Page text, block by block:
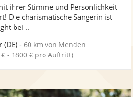
Fotos
5
ihrer Stimme und Persönlichkeit
Die charismatische Sängerin ist
bei ...
(DE) -60 km von Menden
€ - 1800 € pro Auftritt)